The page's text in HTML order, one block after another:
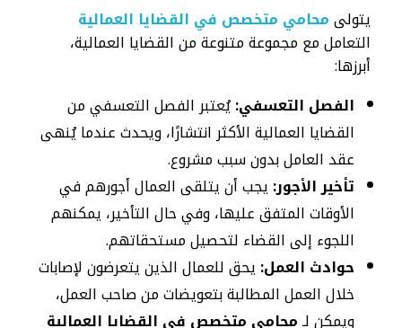
يتولىمحامي متخصص في القضايا العمالية
التعامل مع مجموعة متنوعة من القضايا العمالية،
أبرزها:
الفصل التعسفي:يُعتبر الفصل التعسفي من
القضايا العمالية الأكثر انتشارًا، ويحدث عندما يُنهى
عقد العامل بدون سبب مشروع.
تأخير الأجور: يجب أن يتلقى العمال أجورهم في
الأوقات المتفق عليها، وفي حال التأخير، يمكنهم
اللجوء إلى القضاء لتحصيل مستحقاتهم.
حوادث العمل: يحق للعمال الذين يتعرضون لإصابات
خلال العمل المطالبة بتعويضات من صاحب العمل،
ويمكن لـمحامي متخصص في القضايا العمالية